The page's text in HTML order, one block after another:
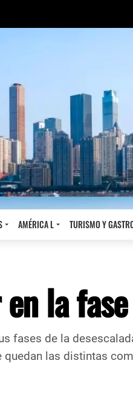
AMÉRICA L TURISMO Y
la
fases de la
las distintas